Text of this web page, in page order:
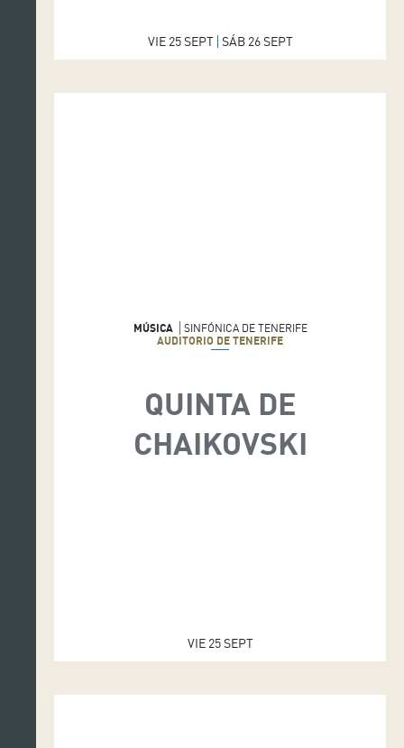
VIE 25 SEPT SÁB 26 SEPT
MÚSICA
SINFÓNICA DE TENERIFE
AUDITORIO DE TENERIFE
QUINTA DE
CHAIKOVSKI
VIE 25 SEPT